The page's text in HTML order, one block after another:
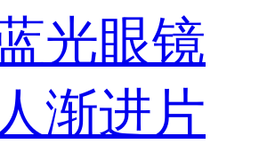
光眼镜
渐进片